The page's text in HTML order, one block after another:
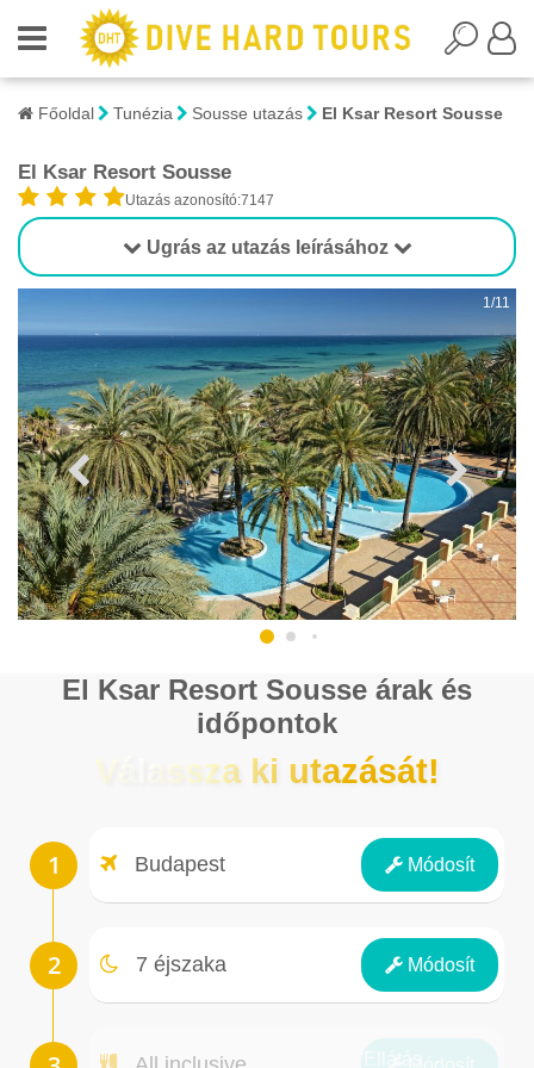
Főoldal Tunézia Sousse utazás El Ksar Resort Sousse
El Ksar Resort Sousse
Utazás azonosító:7147
Ugrás az utazás leírásához
1/11
El Ksar Resort Sousse árak és
időpontok
Válassza ki utazását!
Budapest Módosít
Repülőtér
7 éjszaka Módosít
Éjszakák